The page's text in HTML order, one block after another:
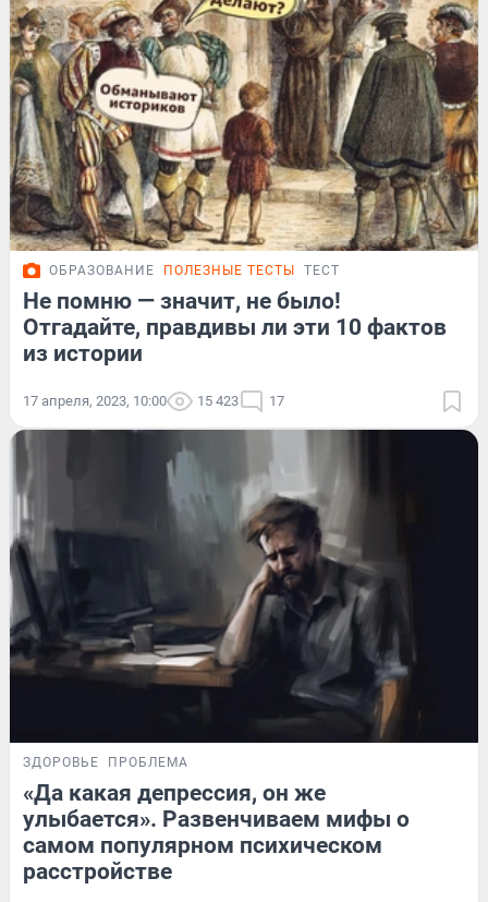
ОБРАЗОВАНИЕ ПОЛЕЗНЫЕ ТЕСТЫ ТЕСТ
Не помню — значит, не было!
Отгадайте, правдивы ли эти 10 фактов
из истории
17 апреля, 2023, 10:00 15 423 17
ЗДОРОВЬЕ ПРОБЛЕМА
«Да какая депрессия, он же
улыбается». Развенчиваем мифы о
самом популярном психическом
расстройстве